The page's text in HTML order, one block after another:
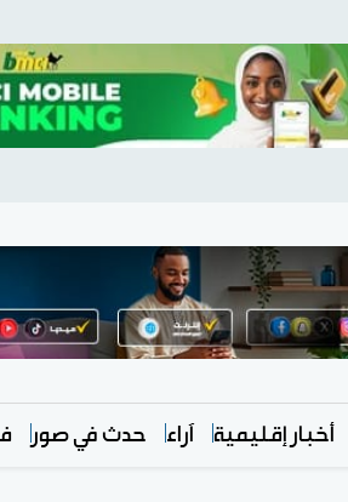
أخبار إقليمية آراء حدث في صور